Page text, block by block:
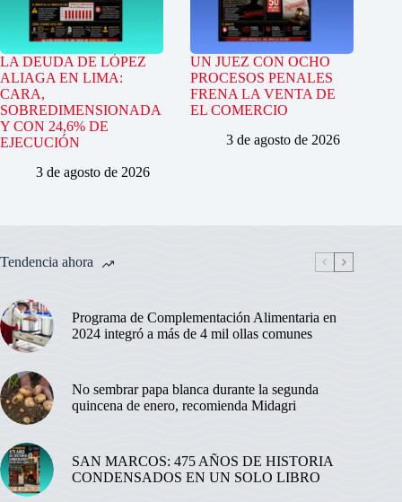
LA DEUDA DE LÓPEZ
ALIAGA EN LIMA:
CARA,
SOBREDIMENSIONADA
Y CON 24,6% DE
EJECUCIÓN
3 de agosto de 2026
UN JUEZ CON OCHO
PROCESOS PENALES
FRENA LA VENTA DE
EL COMERCIO
3 de agosto de 2026
Tendencia ahora
Programa de Complementación Alimentaria en
2024 integró a más de 4 mil ollas comunes
No sembrar papa blanca durante la segunda
quincena de enero, recomienda Midagri
SAN MARCOS: 475 AÑOS DE HISTORIA
CONDENSADOS EN UN SOLO LIBRO